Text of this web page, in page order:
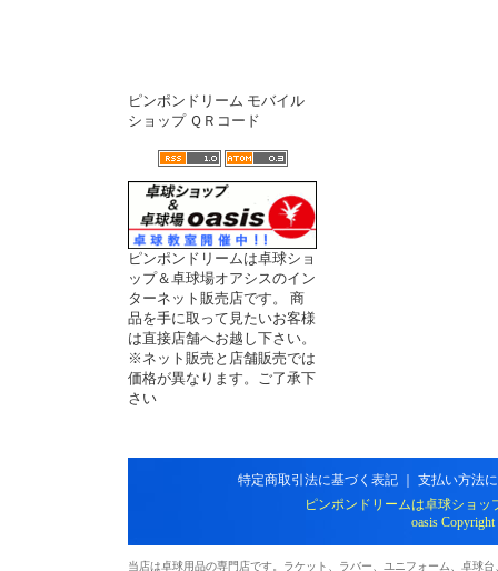
ピンポンドリーム モバイル
ショップ ＱＲコード
ピンポンドリームは卓球ショ
ップ＆卓球場オアシスのイン
ターネット販売店です。 商
品を手に取って見たいお客様
は直接店舗へお越し下さい。
※ネット販売と店舗販売では
価格が異なります。ご了承下
さい
特定商取引法に基づく表記 ｜ 支払い方法
ピンポンドリームは卓球ショ
oasis
当店は卓球用品の専門店です。ラケット、ラバー、ユニフォーム、卓球